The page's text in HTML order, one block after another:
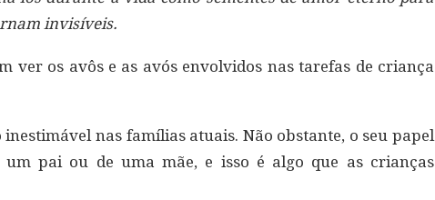
invisíveis.
ver os avôs e as avós envolvidos nas tarefas de criança
inestimável nas famílias atuais. Não obstante, o seu papel
pai ou de uma mãe, e isso é algo que as crianças